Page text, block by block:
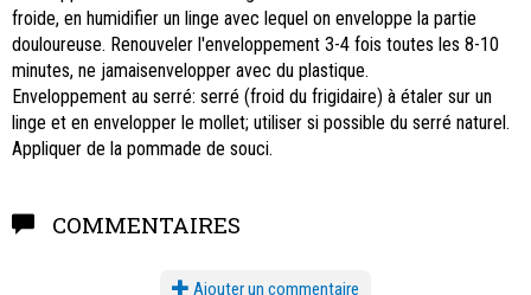
froide, en humidifier un linge avec lequel on enveloppe la partie
douloureuse. Renouveler l'enveloppement 3-4 fois toutes les 8-10
minutes, ne jamaisenvelopper avec du plastique.
Enveloppement au serré: serré (froid du frigidaire) à étaler sur un
linge et en envelopper le mollet; utiliser si possible du serré naturel.
Appliquer de la pommade de souci.
COMMENTAIRES
Ajouter un commentaire